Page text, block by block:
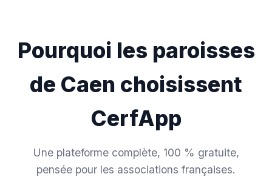
Pourquoi les paroisses
de Caen choisissent
CerfApp
Une plateforme complète, 100 % gratuite,
pensée pour les associations françaises.